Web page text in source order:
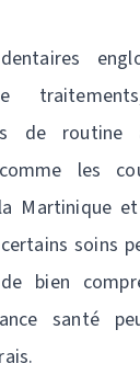
de routine
les
Martinique
soins
bien
santé